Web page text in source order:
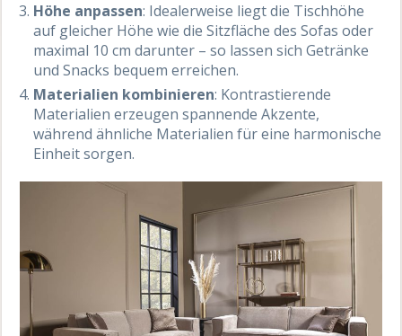
Höhe anpassen: Idealerweise liegt die Tischhöhe
auf gleicher Höhe wie die Sitzfläche des Sofas oder
maximal 10 cm darunter – so lassen sich Getränke
und Snacks bequem erreichen.
Materialien kombinieren: Kontrastierende
Materialien erzeugen spannende Akzente,
während ähnliche Materialien für eine harmonische
Einheit sorgen.